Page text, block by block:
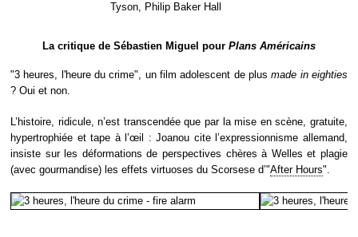
Tyson, Philip Baker Hall
La critique de Sébastien Miguel pour Plans Américains
"3 heures, l'heure du crime", un film adolescent de plusmade in eighties
? Oui et non.
L’histoire, ridicule, n’est transcendée que par la mise en scène, gratuite,
hypertrophiée et tape à l’œil : Joanou cite l’expressionnisme allemand,
insiste sur les déformations de perspectives chères à Welles et plagie
(avec gourmandise) les effets virtuoses du Scorsese d’"After Hours".